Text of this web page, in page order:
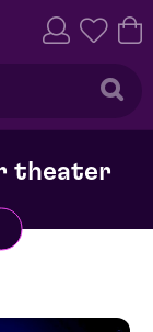
theater